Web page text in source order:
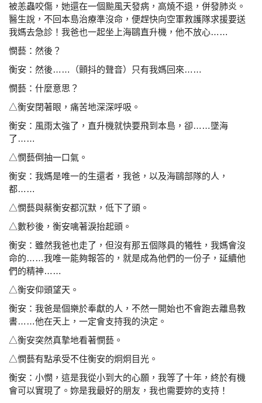
被恙蟲咬傷，她還在一個颱風天發病，高燒不退，併發肺炎。
醫生說，不回本島治療準沒命， 便趕快向空軍救護隊求援要送
我媽去急診！我爸也一起坐上海鷗直升機，他不放心……
憫藝：然後？
衡安：然後……（顫抖的聲音）只有我媽回來……
憫藝：什麼意思？
△衡安閉著眼，痛苦地深深呼吸。
衡安：風雨太強了，直升機就快要飛到本島，卻……墜海
了……
△憫藝倒抽一口氣。
衡安：我媽是唯一的生還者，我爸，以及海鷗部隊的人，
都……
△憫藝與蔡衡安都沉默，低下了頭。
△數秒後，衡安噙著淚抬起頭。
衡安：雖然我爸也走了，但沒有那五個隊員的犧牲，我媽會沒
命的……我唯一能夠報答的，就是成為他們的一份子，延續他
們的精神……
△衡安仰頭望天。
衡安：我爸是個樂於奉獻的人，不然一開始也不會跑去離島教
書……他在天上，一定會支持我的決定。
△衡安突然真摯地看著憫藝。
△憫藝有點承受不住衡安的炯炯目光。
衡安：小憫，這是我從小到大的心願，我等了十年，終於有機
會可以實現了。妳是我最好的朋友，我也需要妳的支持！